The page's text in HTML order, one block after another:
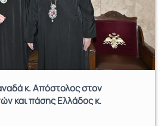
κ. Απόστολος στον
και πάσης Ελλάδος κ.